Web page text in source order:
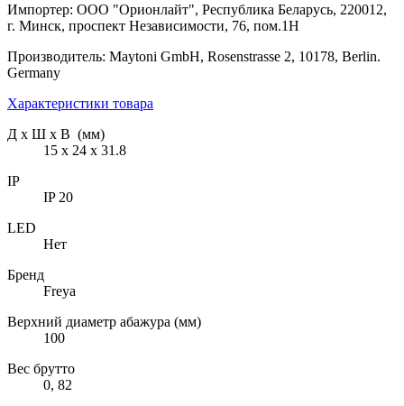
Импортер: ООО "Орионлайт", Республика Беларусь, 220012,
г. Минск, проспект Независимости, 76, пом.1Н
Производитель: Maytoni GmbH, Rosenstrasse 2, 10178, Berlin.
Germany
Характеристики товара
Д х Ш х В (мм)
15 х 24 х 31.8
IP
IP 20
LED
Нет
Бренд
Freya
Верхний диаметр абажура (мм)
100
Вес брутто
0, 82